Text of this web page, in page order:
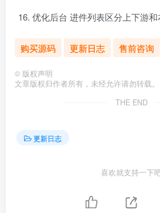
优化后台 进件列表区分上下游和
购买源码 更新日志 售前咨询
© 版权声明
文章版权归作者所有，未经允许请勿转载。
THE END
更新日志
喜欢就支持一下